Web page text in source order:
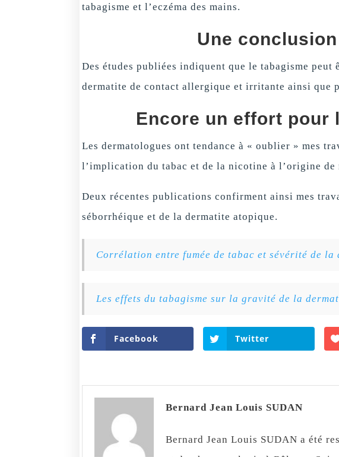
tabagisme et l’eczéma des mains.
Une
Des études publiées indiquent que le tabagisme
dermatite de contact allergique et irritante ainsi que
Encore un effort pour
Les dermatologues ont tendance à « oublier » mes
l’implication du tabac et de la nicotine à l’origine
Deux récentes publications confirment ainsi mes
séborrhéique et de la dermatite atopique.
Corrélation entre fumée de tabac et sévérité de la
Les effets du tabagisme sur la gravité de la
Facebook Twitter
Bernard Jean Louis SUDAN
Bernard Jean Louis SUDAN a été